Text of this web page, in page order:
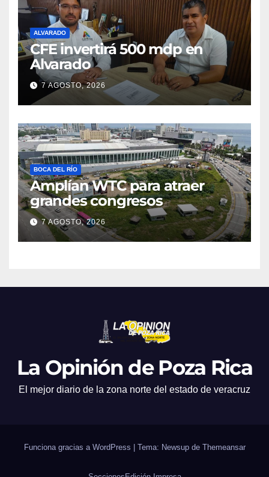
ALVARADO
CFE invertirá 500 mdp en
Alvarado
7 AGOSTO, 2026
BOCA DEL RÍO
Amplían WTC para atraer
grandes congresos
7 AGOSTO, 2026
La Opinión de Poza Rica
El mejor diario de la zona norte del estado de veracruz
Funciona gracias a WordPress Tema: Newsup de Themeansar